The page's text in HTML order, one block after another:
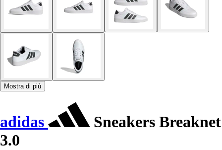
Mostra di più
adidas
Sneakers Breaknet
3.0